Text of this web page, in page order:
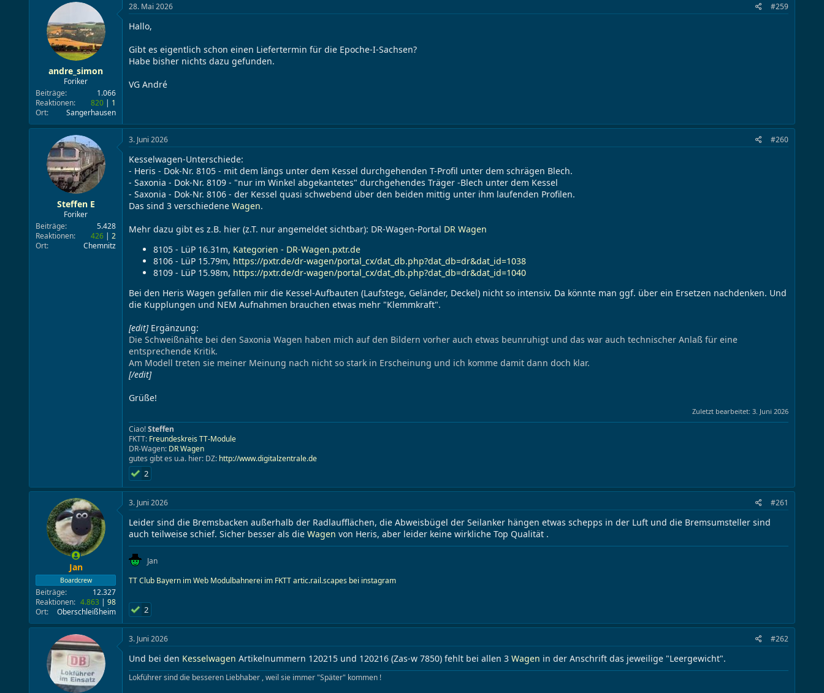
andre_simon
Foriker
Beiträge
1.066
Reaktionen
820
1
Ort
Sangerhausen
28. Mai 2026 #259
Hallo,
Gibt es eigentlich schon einen Liefertermin für die Epoche-I-Sachsen?
Habe bisher nichts dazu gefunden.
VG André
Steffen E
Foriker
Beiträge
5.428
Reaktionen
426
2
Ort
Chemnitz
3. Juni 2026 #260
Kesselwagen-Unterschiede:
- Heris - Dok-Nr. 8105 - mit dem längs unter dem Kessel durchgehenden T-Profil unter dem schrägen Blech.
- Saxonia - Dok-Nr. 8109 - "nur im Winkel abgekantetes" durchgehendes Träger -Blech unter dem Kessel
- Saxonia - Dok-Nr. 8106 - der Kessel quasi schwebend über den beiden mittig unter ihm laufenden Profilen.
Das sind 3 verschiedene Wagen.
Mehr dazu gibt es z.B. hier (z.T. nur angemeldet sichtbar): DR-Wagen-Portal DR Wagen
8105 - LüP 16.31m, Kategorien - DR-Wagen.pxtr.de
8106 - LüP 15.79m, https://pxtr.de/dr-wagen/portal_cx/dat_db.php?dat_db=dr&dat_id=1038
8109 - LüP 15.98m, https://pxtr.de/dr-wagen/portal_cx/dat_db.php?dat_db=dr&dat_id=1040
Bei den Heris Wagen gefallen mir die Kessel-Aufbauten (Laufstege, Geländer, Deckel) nicht so intensiv. Da könnte man ggf. über ein Ersetzen nachdenken. Und
die Kupplungen und NEM Aufnahmen brauchen etwas mehr "Klemmkraft".
[edit]Ergänzung:
Die Schweißnähte bei den Saxonia Wagen haben mich auf den Bildern vorher auch etwas beunruhigt und das war auch technischer Anlaß für eine
entsprechende Kritik.
Am Modell treten sie meiner Meinung nach nicht so stark in Erscheinung und ich komme damit dann doch klar.
[/edit]
Grüße!
Zuletzt bearbeitet: 3. Juni 2026
Ciao!Steffen
FKTT: Freundeskreis TT-Module
DR-Wagen: DR Wagen
gutes gibt es u.a. hier: DZ: http://www.digitalzentrale.de
2
Jan
Boardcrew
Beiträge
12.327
Reaktionen
4.863
98
Ort
Oberschleißheim
3. Juni 2026 #261
Leider sind die Bremsbacken außerhalb der Radlaufflächen, die Abweisbügel der Seilanker hängen etwas schepps in der Luft und die Bremsumsteller sind
auch teilweise schief. Sicher besser als die Wagen von Heris, aber leider keine wirkliche Top Qualität .
Jan
TT Club Bayern im Web Modulbahnerei im FKTTartic.rail.scapes bei instagram
2
3. Juni 2026 #262
Und bei den Kesselwagen Artikelnummern 120215 und 120216 (Zas-w 7850) fehlt bei allen 3 Wagen in der Anschrift das jeweilige "Leergewicht".
Lokführer sind die besseren Liebhaber , weil sie immer "Später" kommen !